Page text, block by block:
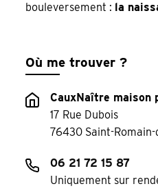
bouleversement : la
Où me trouver ?
CauxNaître maison
17 Rue Dubois
76430 Saint-Romain-
06 21 72 15 87
Uniquement sur